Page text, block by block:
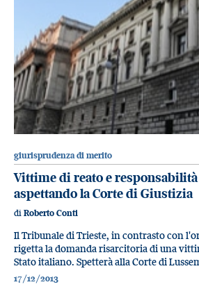
giurisprudenza di merito
Vittime di reato e responsabilità
aspettando la Corte di Giustizia
di Roberto Conti
Il Tribunale di Trieste, in contrasto con
rigetta la domanda risarcitoria di una
Stato italiano. Spetterà alla Corte di
17/12/2013